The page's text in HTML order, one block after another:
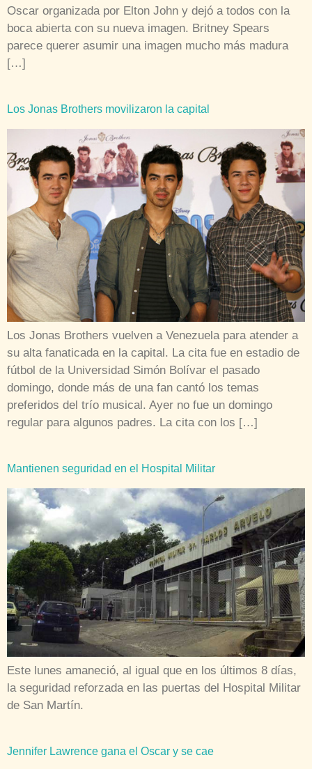
Oscar organizada por Elton John y dejó a todos con la
boca abierta con su nueva imagen. Britney Spears
parece querer asumir una imagen mucho más madura
[…]
Los Jonas Brothers movilizaron la capital
Los Jonas Brothers vuelven a Venezuela para atender a
su alta fanaticada en la capital. La cita fue en estadio de
fútbol de la Universidad Simón Bolívar el pasado
domingo, donde más de una fan cantó los temas
preferidos del trío musical. Ayer no fue un domingo
regular para algunos padres. La cita con los […]
Mantienen seguridad en el Hospital Militar
Este lunes amaneció, al igual que en los últimos 8 días,
la seguridad reforzada en las puertas del Hospital Militar
de San Martín.
Jennifer Lawrence gana el Oscar y se cae